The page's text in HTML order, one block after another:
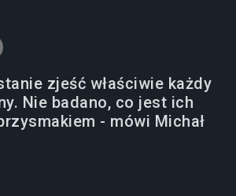
zjeść właściwie każdy
Nie badano, co jest ich
- mówi Michał